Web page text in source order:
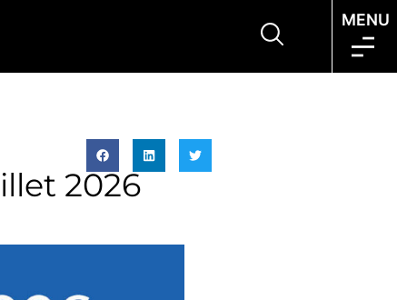
MENU
2026